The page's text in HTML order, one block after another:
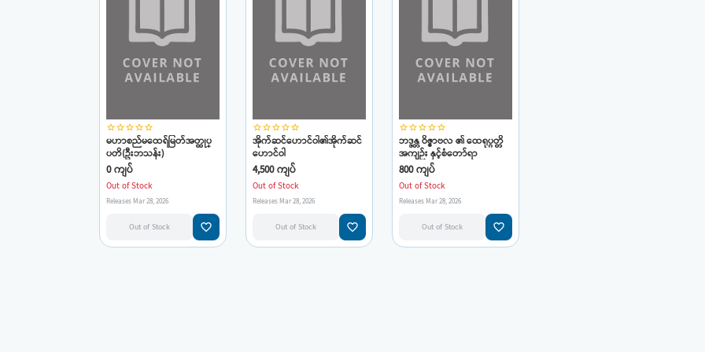
star_borderstar_borderstar_borderstar_borderstar_border
မဟာစည်မထေရ်မြတ်အတ္ထုပ္
ပတိ(ဦးဘသန်း)
0 ကျပ်
Out of Stock
Releases Mar 28, 2026
Out of Stock favorite_border
star_borderstar_borderstar_borderstar_borderstar_border
အိုက်ဆင်ဟောင်ဝါ၏အိုက်ဆင်
ဟောင်ဝါ
4,500 ကျပ်
Out of Stock
Releases Mar 28, 2026
Out of Stock favorite_border
star_borderstar_borderstar_borderstar_borderstar_border
ဘဒ္ဒန္တ ဝိဇ္ဇာဗလ ၏ ထေရုပ္ဂတ္တိ
အကျဉ်း နှင့်စံတော်ရာ
800 ကျပ်
Out of Stock
Releases Mar 28, 2026
Out of Stock favorite_border